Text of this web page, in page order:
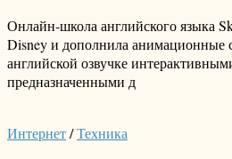
Онлайн-школа английского языка
Disney и дополнила анимационные
английской озвучке
предназначенными д
Интернет/Техника